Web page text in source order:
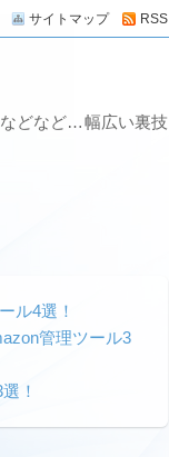
サイトマップ RSS
どなど…幅広い裏技
ル4選！
管理ツール3
！